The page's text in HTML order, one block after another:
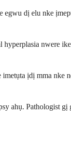
dị elu nke
nwere
ịdị mma nke
ahụ. Pathologist